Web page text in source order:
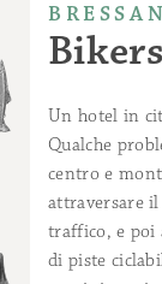
Un hotel in
Qualche
centro e
attraversare
traffico, e poi
di piste